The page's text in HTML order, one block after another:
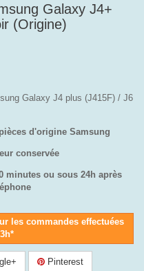
Galaxy J4+
(Origine)
Galaxy J4 plus (J415F) / J6
d'origine Samsung
conservée
minutes ou sous 24h après
les commandes effectuées
Pinterest